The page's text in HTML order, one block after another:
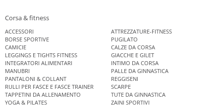
Corsa & fitness
ACCESSORI
ATTREZZATURE-FITNESS
BORSE SPORTIVE
PUGILATO
CAMICIE
CALZE DA CORSA
LEGGINGS E TIGHTS FITNESS
GIACCHE E GILET
INTEGRATORI ALIMENTARI
INTIMO DA CORSA
MANUBRI
PALLE DA GINNASTICA
PANTALONI & COLLANT
REGGISENI
RULLI PER FASCE E FASCE TRAINER
SCARPE
TAPPETINI DA ALLENAMENTO
TUTE DA GINNASTICA
YOGA & PILATES
ZAINI SPORTIVI